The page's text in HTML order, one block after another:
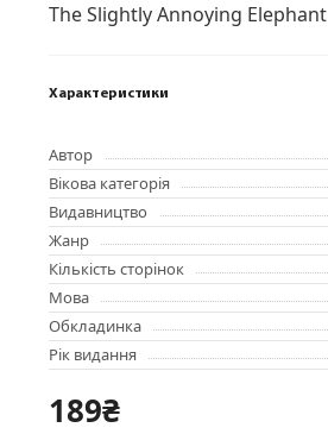
The Slightly Annoying Elephant
Характеристики
Автор
Вікова категорія
Видавництво
Жанр
Кількість сторінок
Мова
Обкладинка
Рік видання
189₴